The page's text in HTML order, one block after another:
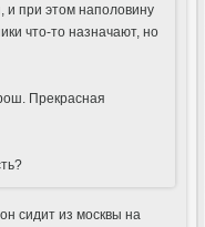
и при этом наполовину
что-то назначают, но
Прекрасная
сидит из москвы на